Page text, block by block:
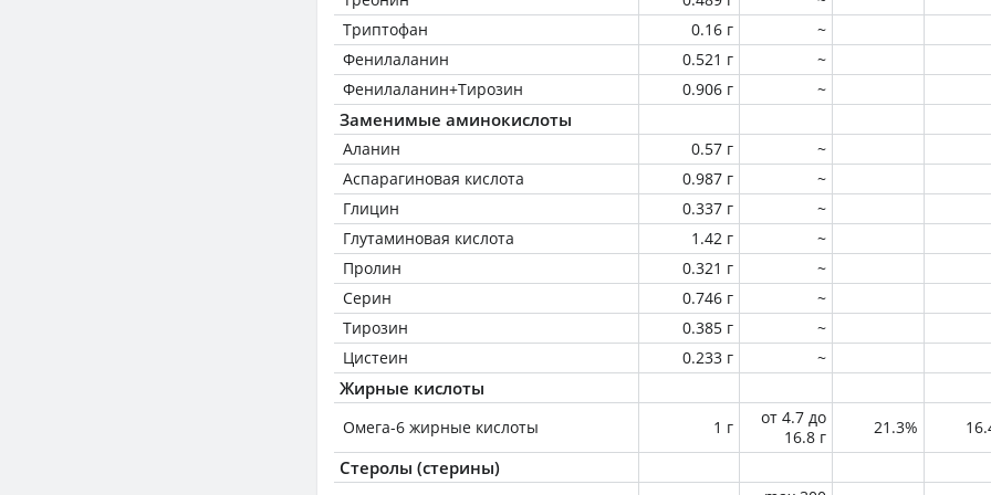
Триптофан
0.16 г
~
Фенилаланин
0.521 г
~
Фенилаланин+Тирозин
0.906 г ~
Заменимые аминокислоты
Аланин 0.57 г
~
Аспарагиновая кислота
0.987 г
~
Глицин
0.337 г
~
Глутаминовая кислота
1.42 г
~
Пролин
0.321 г
~
Серин
0.746 г
~
Тирозин
0.385 г
~
Цистеин
0.233 г ~
Жирные кислоты
Омега-6 жирные кислоты 1 г
от 4.7 до
16.8 г
21.3%
Стеролы (стерины)